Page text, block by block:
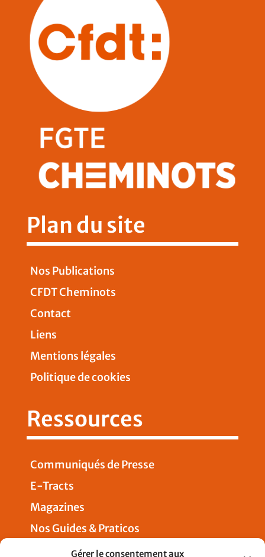
Gérer le consentement aux
Plan du site
Nos Publications
CFDT Cheminots
Contact
Liens
Mentions légales
Politique de cookies
Ressources
Communiqués de Presse
E-Tracts
Magazines
Nos Guides & Praticos